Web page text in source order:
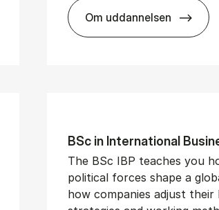
Man­age­ment
Om uddannelsen
BSc in
BSc in In­ter­na­tion­al
The BSc IBP teaches you
political forces shape a
how companies adjust their